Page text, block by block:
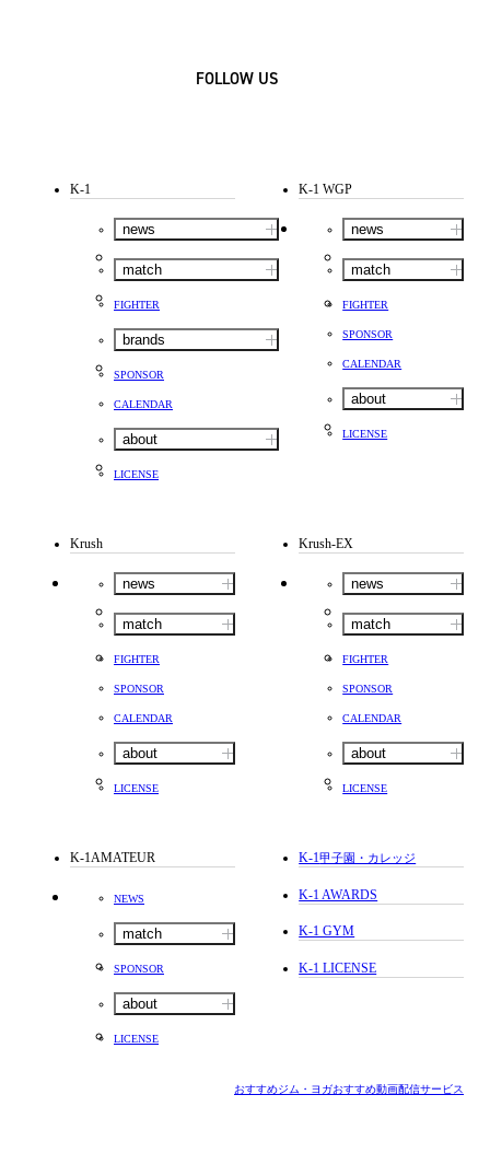
FOLLOW US
K-1
news
match
FIGHTER
brands
SPONSOR
CALENDAR
about
LICENSE
K-1 WGP
news
match
FIGHTER
SPONSOR
CALENDAR
about
LICENSE
Krush
news
match
FIGHTER
SPONSOR
CALENDAR
about
LICENSE
Krush-EX
news
match
FIGHTER
SPONSOR
CALENDAR
about
LICENSE
K-1AMATEUR
NEWS
match
SPONSOR
about
LICENSE
K-1甲子園・カレッジ
K-1 AWARDS
K-1 GYM
K-1 LICENSE
おすすめジム・ヨガおすすめ動画配信サービス